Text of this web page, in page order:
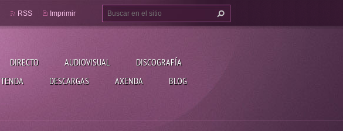
DIRECTO AUDIOVISUAL
DISCOGRAFÍA
TENDA DESCARGAS AXENDA
BLOG
RSS Imprimir